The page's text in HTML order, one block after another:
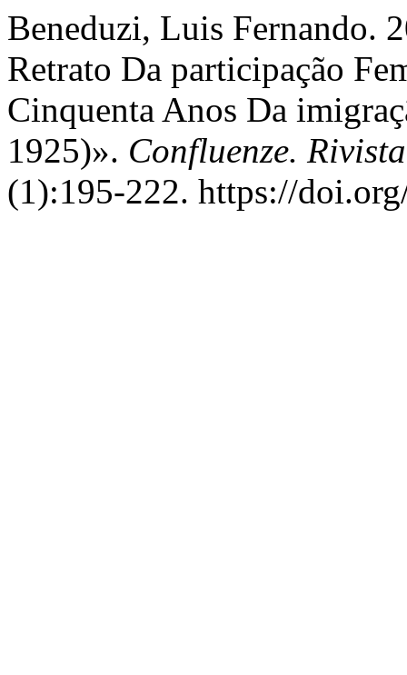
Beneduzi, Luis Fernando.
Retrato Da participação
Cinquenta Anos Da
1925)». Confluenze.
(1):195-222. https://